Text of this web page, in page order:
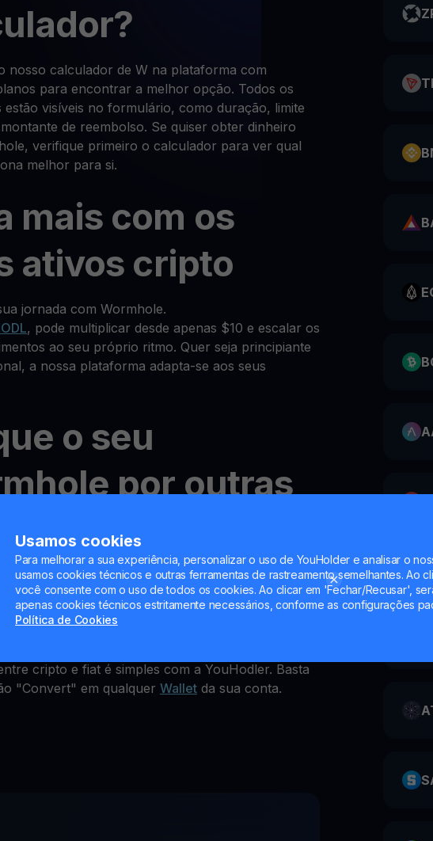
Usamos cookies
Para melhorar a sua experiência, personalizar o uso de YouHolder e analisar o
usamos cookies técnicos e outras ferramentas de rastreamento semelhantes. Ao
você consente com o uso de todos os cookies. Ao clicar em 'Fechar/Recusar',
apenas cookies técnicos estritamente necessários, conforme as configurações
Política de Cookies
nosso calculador de W na plataforma com
para encontrar a melhor opção. Todos os
estão visíveis no formulário, como duração, limite
de reembolso. Se quiser obter dinheiro
verifique primeiro o calculador para ver qual
melhor para si.
mais com os
ativos cripto
jornada com Wormhole.
, pode multiplicar desde apenas $10 e escalar os
ao seu próprio ritmo. Quer seja principiante
a nossa plataforma adapta-se aos seus
o seu
por outras
ou fiat
baixas
cripto e fiat é simples com a YouHodler. Basta
"Convert" em qualquer Wallet da sua conta.